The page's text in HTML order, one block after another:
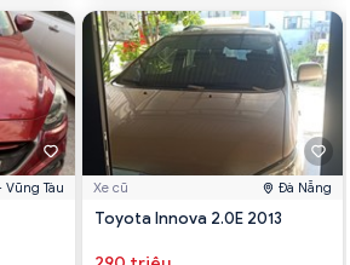
Vũng Tàu Xe cũ Đà Nẵng
Toyota Innova 2.0E 2013